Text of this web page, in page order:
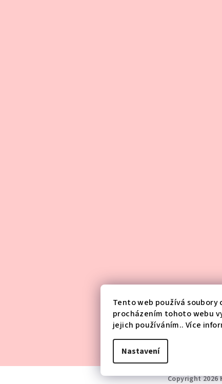
Tento web používá soubory
procházením tohoto webu
jejich používáním.. Více
Nastavení
Copyright 2026